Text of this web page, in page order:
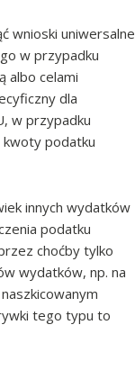
wnioski
w przypadku
albo celami
dla
w przypadku
kwoty podatku
innych wydatków
podatku
choćby tylko
wydatków, np. na
tego typu to